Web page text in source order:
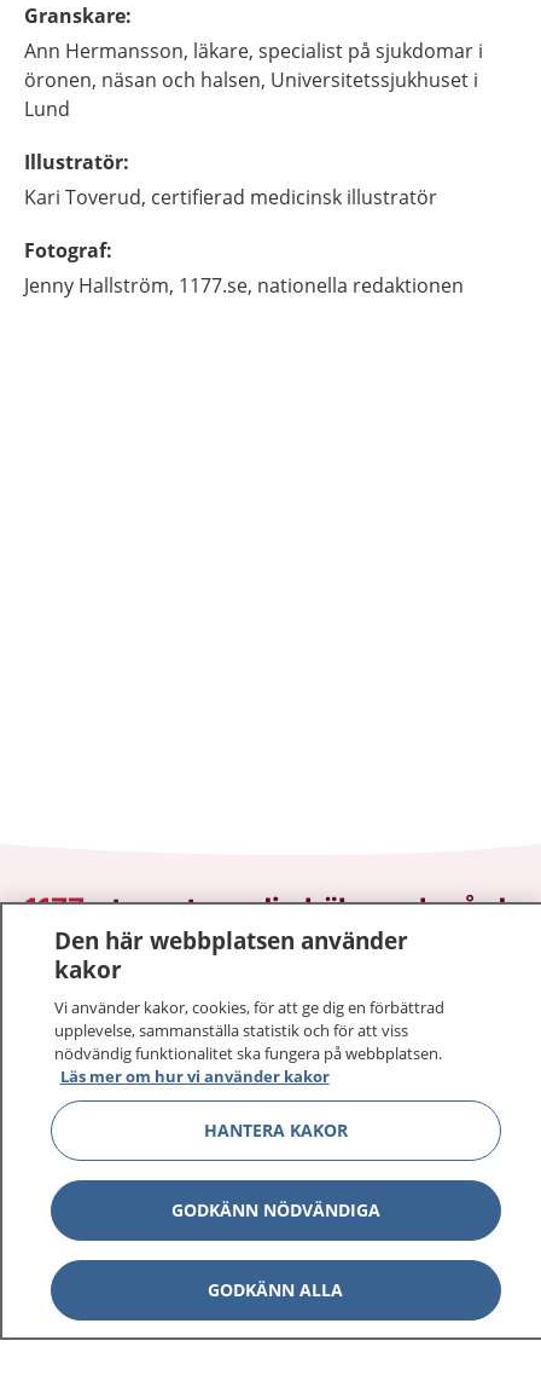
Granskare:
Ann Hermansson, läkare, specialist på sjukdomar i
öronen, näsan och halsen, Universitetssjukhuset i
Lund
Illustratör:
Kari Toverud, certifierad medicinsk illustratör
Fotograf:
Jenny Hallström, 1177.se, nationella redaktionen
1177–tryggt om din hälsa och vård
På 1177.se får du råd om hälsa och information om
sjukdomar och vilka mottagningar du kan kontakta.
Logga in för att läsa din journal och göra dina
vårdärenden. Ring telefonnummer 1177 för
sjukvårdsrådgivning dygnet runt.
1177 ger dig råd när du vill må bättre.
1177 på flera språk Visa
Om 1177
Den här webbplatsen använder
kakor
Vi använder kakor, cookies, för att ge dig en förbättrad
upplevelse, sammanställa statistik och för att viss
nödvändig funktionalitet ska fungera på webbplatsen.
Läs mer om hur vi använder kakor
HANTERA KAKOR
GODKÄNN NÖDVÄNDIGA
GODKÄNN ALLA